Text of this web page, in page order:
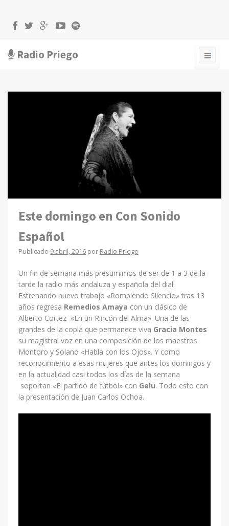
Radio Priego
Este domingo en Con Sonido
Español
Publicado 9 abril, 2016por Radio Priego
Un fin de semana más presumimos de ser de 1 a 3 de la
tarde la radio más andaluza y española del dial.
Estrenando nuevo trabajo «Rompiendo Silencio» tras 13
años regresa Remedios Amaya con un clásico de
Alberto Cortez «En un Rincón del Alma». Una de las
grandes de la copla que permanece viva Gracia Montes
su magistral voz en una composición de los maestros
Montoro y Solano «Habla con los Ojos». Y como
reconocimiento a esas mujeres que antes los domingos y
en la actualidad casi todos los días de la semana
soportan «El partido de fútbol» con Gelu. Todo esto con
la presentación de Juan Carlos Ochoa.